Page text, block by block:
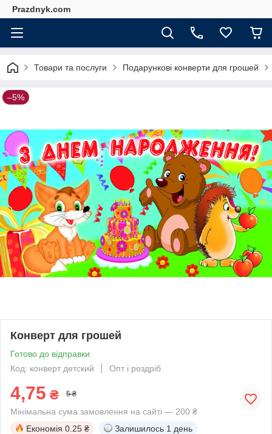
Prazdnyk.com
Товари та послуги Подарункові конверти для грошей
–5%
Конверт для грошей
Готово до відправки
Код: конверт детский
Опт і роздріб
4,75 ₴ 5 ₴
Мінімальна сума замовлення на сайті — 200 ₴
Економія 0.25 ₴ Залишилось 1 день